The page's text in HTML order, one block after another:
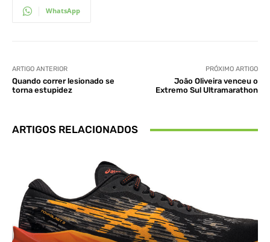
WhatsApp
ARTIGO ANTERIOR
Quando correr lesionado se
torna estupidez
PRÓXIMO ARTIGO
João Oliveira venceu o
Extremo Sul Ultramarathon
ARTIGOS RELACIONADOS